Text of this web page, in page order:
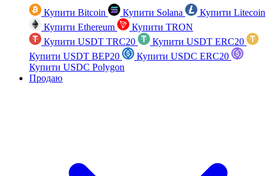
Купити Bitcoin Купити Solana
Купити Litecoin
Купити Ethereum
Купити TRON
Купити USDT TRC20
Купити USDT ERC20
Купити USDT BEP20
Купити USDC ERC20
Купити USDC Polygon
Продаю